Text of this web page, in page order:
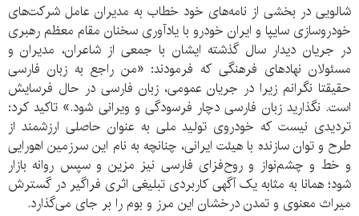
شالویی در بخشی از نامه‌های خود خطاب به مدیران عامل شرکت‌های
خودروسازی سایپا و ایران خودرو با یادآوری سخنان مقام معظم رهبری
در جریان دیدار سال گذشته ایشان با جمعی از شاعران، مدیران و
مسئولان نهادهای فرهنگی که فرمودند: «من راجع به زبان فارسی
حقیقتا نگرانم زیرا در جریان عمومی، زبان فارسی در حال فرسایش
است. نگذارید زبان فارسی دچار فرسودگی و ویرانی شود.» تاکید کرد:
تردیدی نیست که خودروی تولید ملی به عنوان حاصلی ارزشمند از
طرح و توان سازنده با هیئت ایرانی، چنانچه به نام این سرزمین اهورایی
و خط و چشم‌نواز و روح‌فزای فارسی نیز مزین و سپس روانه بازار
شود؛ همانا به مثابه یک آگهی کاربردی تبلیغی اثری فراگیر در گسترش
میراث معنوی و تمدن درخشان این مرز و بوم را بر جای می‌گذارد.